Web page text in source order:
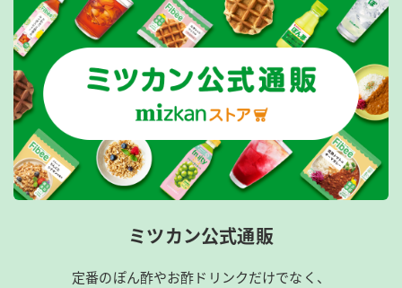
ミツカン公式通販
定番のぽん酢やお酢ドリンクだけでなく、